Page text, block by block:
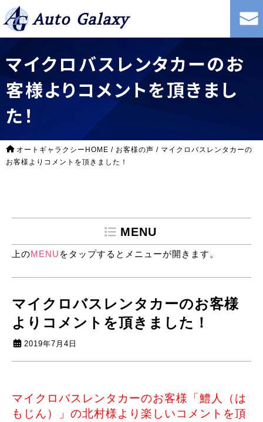
Auto Galaxy
マイクロバスレンタカーのお
客様よりコメントを頂きまし
た！
オートギャラクシーHOME / お客様の声 / マイクロバスレンタカーの
お客様よりコメントを頂きました！
MENU
上のMENU をタップするとメニューが開きます。
マイクロバスレンタカーのお客様
よりコメントを頂きました！
2019年7月4日
マイクロバスレンタカーのお客様「鱧人（は
もじん）」の北村様より 楽しいコメントを頂